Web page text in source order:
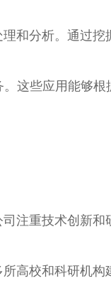
和分析。通过挖
这些应用能够
注重技术创新
高校和科研机